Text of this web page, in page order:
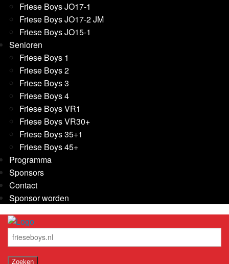
Friese Boys JO17-1
Friese Boys JO17-2 JM
Friese Boys JO15-1
Senioren
Friese Boys 1
Friese Boys 2
Friese Boys 3
Friese Boys 4
Friese Boys VR1
Friese Boys VR30+
Friese Boys 35+1
Friese Boys 45+
Programma
Sponsors
Contact
Sponsor worden